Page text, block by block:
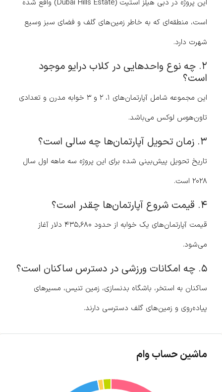
این پروژه در دبی هیلز استیت (Dubai Hills Estate) واقع شده
است، منطقه‌ای که به خاطر زمین‌های گلف و فضای سبز وسیع
شهرت دارد.
۲. چه نوع واحدهایی در کلاب درایو موجود
است؟
این مجموعه شامل آپارتمان‌های ۱، ۲ و ۳ خوابه مدرن و تعدادی
تاون‌هوس لوکس می‌باشد.
۳. زمان تحویل آپارتمان‌ها چه سالی است؟
تاریخ تحویل پیش‌بینی شده برای این پروژه سه ماهه اول سال
۲۰۲۸ است.
۴. قیمت شروع آپارتمان‌ها چقدر است؟
قیمت آپارتمان‌های یک خوابه از حدود ۴۳۵,۶۸۰ دلار آغاز
می‌شود.
۵. چه امکانات ورزشی در دسترس ساکنان است؟
ساکنان به استخر، باشگاه بدنسازی، زمین تنیس، مسیرهای
پیاده‌روی و زمین‌های گلف دسترسی دارند.
ماشین حساب وام